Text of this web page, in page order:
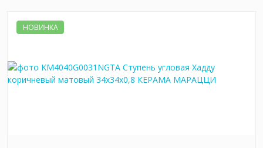
НОВИНКА